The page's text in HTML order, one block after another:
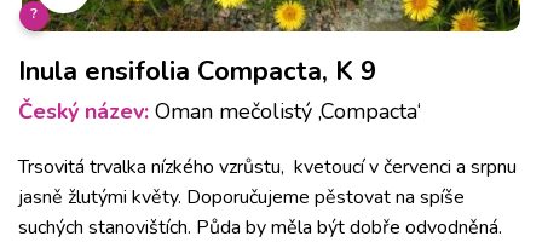
?
Inula ensifolia Compacta, K 9
Český název: Oman mečolistý ‚Compacta‘
Trsovitá trvalka nízkého vzrůstu, kvetoucí v červenci a srpnu
jasně žlutými květy. Doporučujeme pěstovat na spíše
suchých stanovištích. Půda by měla být dobře odvodněná.